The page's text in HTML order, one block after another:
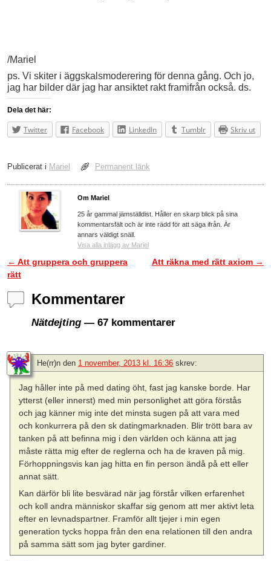
/Mariel
ps. Vi skiter i äggskalsmoderering för denna gång. Och jo,
jag har bilder där jag har ansiktet rakt framifrån också. ds.
Dela det här:
Twitter Facebook LinkedIn Tumblr Skriv ut
Publicerat i Mariel Permanent länk
Om Mariel
25 år gammal jämställdist. Håller en skarp blick på sina
kommentarsfält och är inte rädd för att säga ifrån. Är
annars väldigt snäll.
Visa alla inlägg av Mariel
Inläggsnavigering
← Att gruppera och gruppera
rätt
Att räkna med rätt axiom →
Kommentarer
Nätdejting — 67 kommentarer
He(rr)n den 1 november, 2013 kl. 16:36 skrev:
Jag håller inte på med dating öht, fast jag kanske borde. Har
ytterst (eller innerst) med min personlighet att göra förstås
och jag känner mig inte det minsta sugen på att vara med
och konkurrera på den sk datingmarknaden. Blir trött bara av
tanken på att befinna mig i den världen och känna att jag
måste rätta mig efter de reglerna och ha de kraven på mig.
Förhoppningsvis kan jag hitta en fin person ändå på ett eller
annat sätt.
Kan därför bli lite besvärad när jag förstår vilken erfarenhet
och koll andra människor skaffar sig genom att mer aktivt leta
efter en levnadspartner. Framför allt tjejer i min egen
generation tycks hoppa från den ena relationen till den andra
på samma sätt som jag byter gardiner.